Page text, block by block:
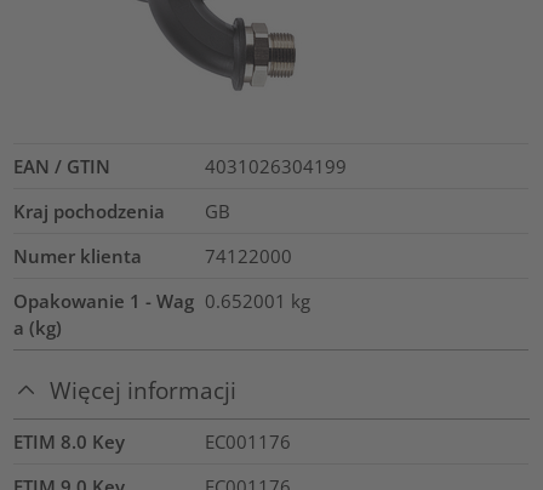
EAN / GTIN
4031026304199
Kraj pochodzenia
GB
Numer klienta
74122000
Opakowanie 1 - Wag
a (kg)
0.652001 kg
Więcej informacji
ETIM 8.0 Key
EC001176